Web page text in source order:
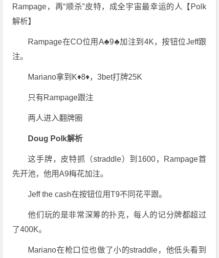
Rampage在CO位用A♣9♣加注到4K，按钮位Jeff跟
注。
Mariano拿到K♦8♦，3bet打牌25K
只有Rampage跟注
两人进入翻牌圈
Doug Polk解析
这手牌，皮特抓（straddle）到1600，Rampage首
先开池，他用A9梅花加注。
Jeff the cash在按钮位用T9不同花平跟。
他们玩的是非常深筹的扑克，每人的记分牌都超过
了400K。
Mariano在枪口位也做了小的straddle，他低头看到